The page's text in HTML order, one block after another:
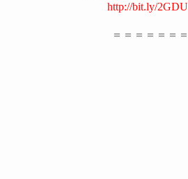
http://bit.ly/
＝＝＝＝＝＝